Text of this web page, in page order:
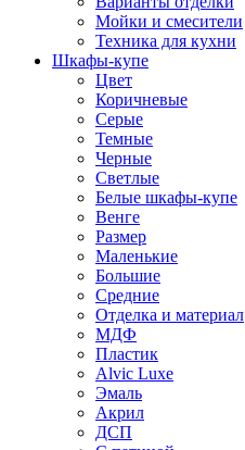
Мойки и смесители
Техника для кухни
Шкафы-купе
Цвет
Коричневые
Серые
Темные
Черные
Светлые
Белые шкафы-купе
Венге
Размер
Маленькие
Большие
Средние
Отделка и материал
МДФ
Пластик
Alvic Luxe
Эмаль
Акрил
ДСП